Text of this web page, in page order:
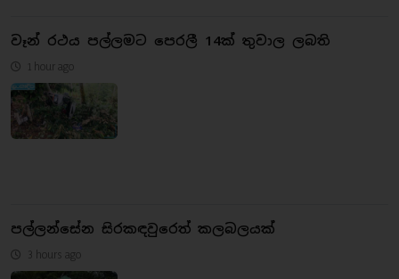
වෑන් රථය පල්ලමට පෙරලී 14ක් තුවාල ලබති
1 hour ago
පල්ලන්සේන සිරකඳවුරෙත් කලබලයක්
3 hours ago